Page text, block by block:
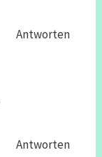
Antworten
Antworten